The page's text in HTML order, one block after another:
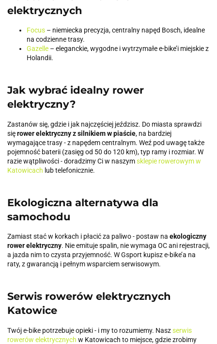
elektrycznych
Focus – niemiecka precyzja, centralny napęd Bosch, idealne
na codzienne trasy.
Gazelle – eleganckie, wygodne i wytrzymałe e-bike’i miejskie z
Holandii.
Jak wybrać idealny rower
elektryczny?
Zastanów się, gdzie i jak najczęściej jeździsz. Do miasta sprawdzi
sięrower elektryczny z silnikiem w piaście, na bardziej
wymagające trasy - z napędem centralnym. Weź pod uwagę także
pojemność baterii (zasięg od 50 do 120 km), typ ramy i rozmiar. W
razie wątpliwości - doradzimy Ci w naszymsklepie rowerowym w
Katowicach lub telefonicznie.
Ekologiczna alternatywa dla
samochodu
Zamiast stać w korkach i płacić za paliwo - postaw na ekologiczny
rower elektryczny. Nie emituje spalin, nie wymaga OC ani rejestracji,
a jazda nim to czysta przyjemność. W Gsport kupisz e-bike’a na
raty, z gwarancją i pełnym wsparciem serwisowym.
Serwis rowerów elektrycznych
Katowice
Twój e-bike potrzebuje opieki - i my to rozumiemy. Naszserwis
rowerów elektrycznych w Katowicach to miejsce, gdzie zrobimy